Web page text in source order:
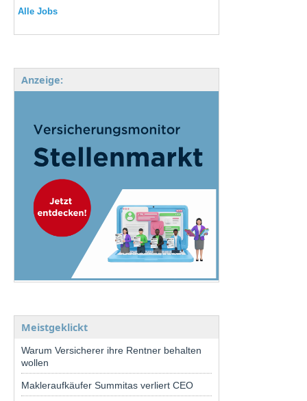
Alle Jobs
Anzeige:
Meistgeklickt
Warum Versicherer ihre Rentner behalten
wollen
Makleraufkäufer Summitas verliert CEO